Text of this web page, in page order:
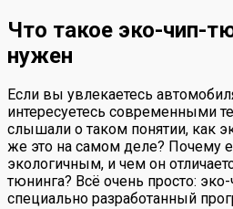
Что такое эко-чип-
нужен
Если вы увлекаетесь
интересуетесь современными
слышали о таком понятии, как
же это на самом деле? Почему
экологичным, и чем он
тюнинга? Всё очень просто:
специально разработанный